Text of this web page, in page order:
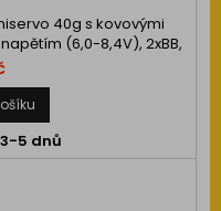
40g s kovovými
(6,0-8,4V), 2xBB,
motorové modely.
0,17s…
5 dnů